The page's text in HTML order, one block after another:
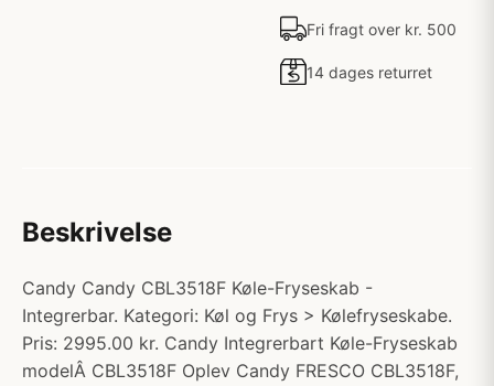
Fri fragt over kr. 500
14 dages returret
Beskrivelse
Candy Candy CBL3518F Køle-Fryseskab -
Integrerbar. Kategori: Køl og Frys > Kølefryseskabe.
Pris: 2995.00 kr. Candy Integrerbart Køle-Fryseskab
modelÂ CBL3518F Oplev Candy FRESCO CBL3518F,